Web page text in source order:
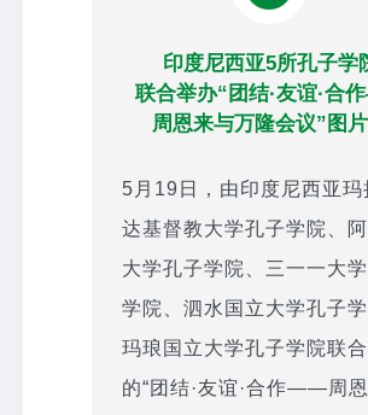
印度尼西亚5所孔子学
联合举办“团结·友谊·合
周恩来与万隆会议”图
5月19日，由印度尼西亚玛
达基督教大学孔子学院、
大学孔子学院、三一一大
学院、泗水国立大学孔子学
玛琅国立大学孔子学院联
的“团结·友谊·合作——周